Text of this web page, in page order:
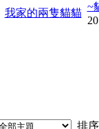
我家的兩隻貓貓
~
排